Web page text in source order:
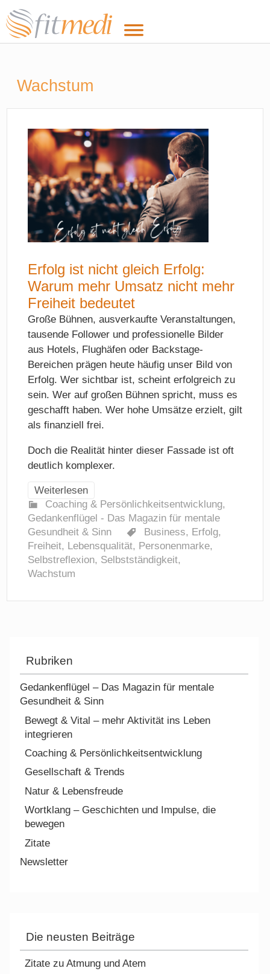
Wachstum
Erfolg ist nicht gleich Erfolg:
Warum mehr Umsatz nicht mehr
Freiheit bedeutet
Große Bühnen, ausverkaufte Veranstaltungen,
tausende Follower und professionelle Bilder
aus Hotels, Flughäfen oder Backstage-
Bereichen prägen heute häufig unser Bild von
Erfolg. Wer sichtbar ist, scheint erfolgreich zu
sein. Wer auf großen Bühnen spricht, muss es
geschafft haben. Wer hohe Umsätze erzielt, gilt
als finanziell frei.
Doch die Realität hinter dieser Fassade ist oft
deutlich komplexer.
Weiterlesen
Coaching & Persönlichkeitsentwicklung,
Gedankenflügel - Das Magazin für mentale
Gesundheit & Sinn
Business, Erfolg,
Freiheit, Lebensqualität, Personenmarke,
Selbstreflexion, Selbstständigkeit,
Wachstum
Rubriken
Gedankenflügel – Das Magazin für mentale
Gesundheit & Sinn
Bewegt & Vital – mehr Aktivität ins Leben
integrieren
Coaching & Persönlichkeitsentwicklung
Gesellschaft & Trends
Natur & Lebensfreude
Wortklang – Geschichten und Impulse, die
bewegen
Zitate
Newsletter
Die neusten Beiträge
Zitate zu Atmung und Atem